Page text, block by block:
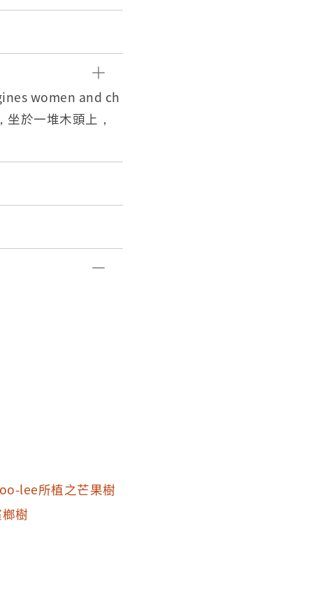
women and ch
於一堆木頭上，
lee所植之芒果樹
樹